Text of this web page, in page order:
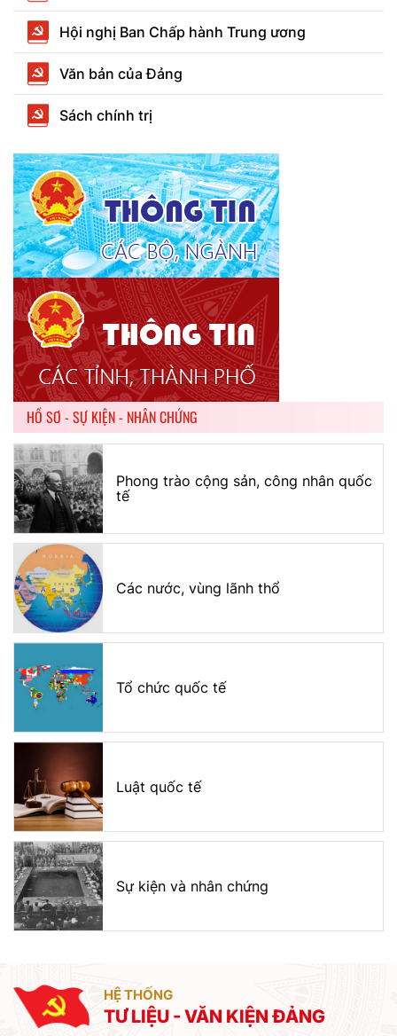
Hội nghị Ban Chấp hành Trung ương
Văn bản của Đảng
Sách chính trị
HỒ SƠ - SỰ KIỆN - NHÂN CHỨNG
Phong trào cộng sản, công nhân quốc
tế
Các nước, vùng lãnh thổ
Tổ chức quốc tế
Luật quốc tế
Sự kiện và nhân chứng
HỆ THỐNG
TƯ LIỆU - VĂN KIỆN ĐẢNG